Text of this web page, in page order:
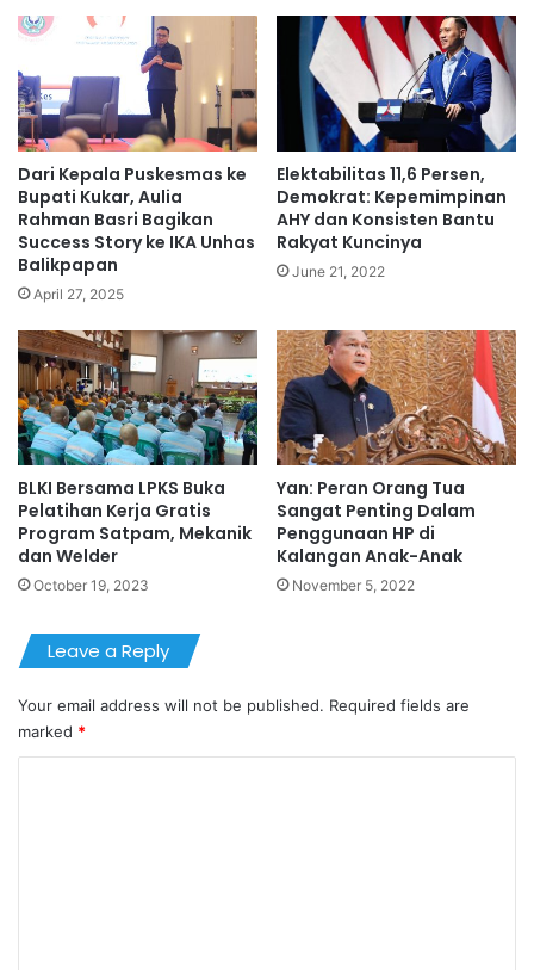
Dari Kepala Puskesmas ke
Bupati Kukar, Aulia
Rahman Basri Bagikan
Success Story ke IKA Unhas
Balikpapan
April 27, 2025
Elektabilitas 11,6 Persen,
Demokrat: Kepemimpinan
AHY dan Konsisten Bantu
Rakyat Kuncinya
June 21, 2022
BLKI Bersama LPKS Buka
Pelatihan Kerja Gratis
Program Satpam, Mekanik
dan Welder
October 19, 2023
Yan: Peran Orang Tua
Sangat Penting Dalam
Penggunaan HP di
Kalangan Anak-Anak
November 5, 2022
Leave a Reply
Your email address will not be published. Required fields are
marked *